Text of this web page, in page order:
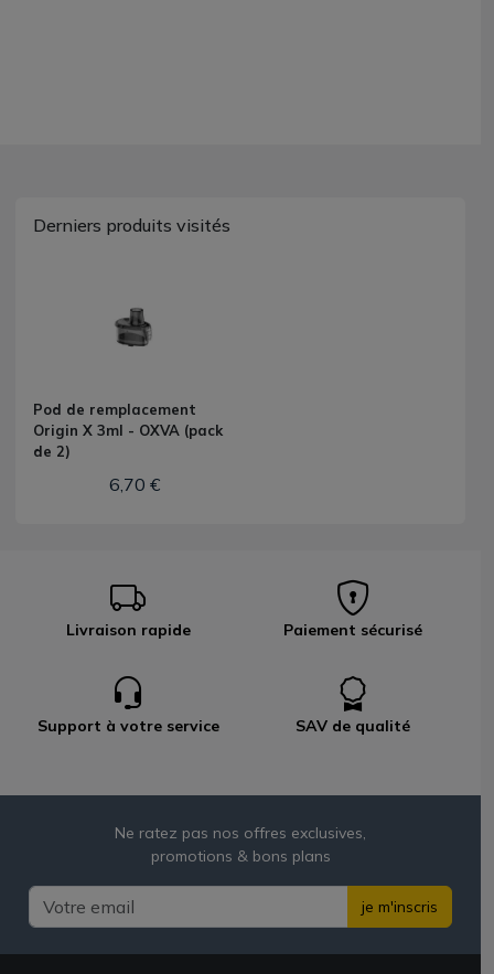
Derniers produits visités
Pod de remplacement
Origin X 3ml - OXVA (pack
de 2)
6,70 €
Livraison rapide Paiement sécurisé
Support à votre service SAV de qualité
Ne ratez pas nos offres exclusives,
promotions & bons plans
je m'inscris